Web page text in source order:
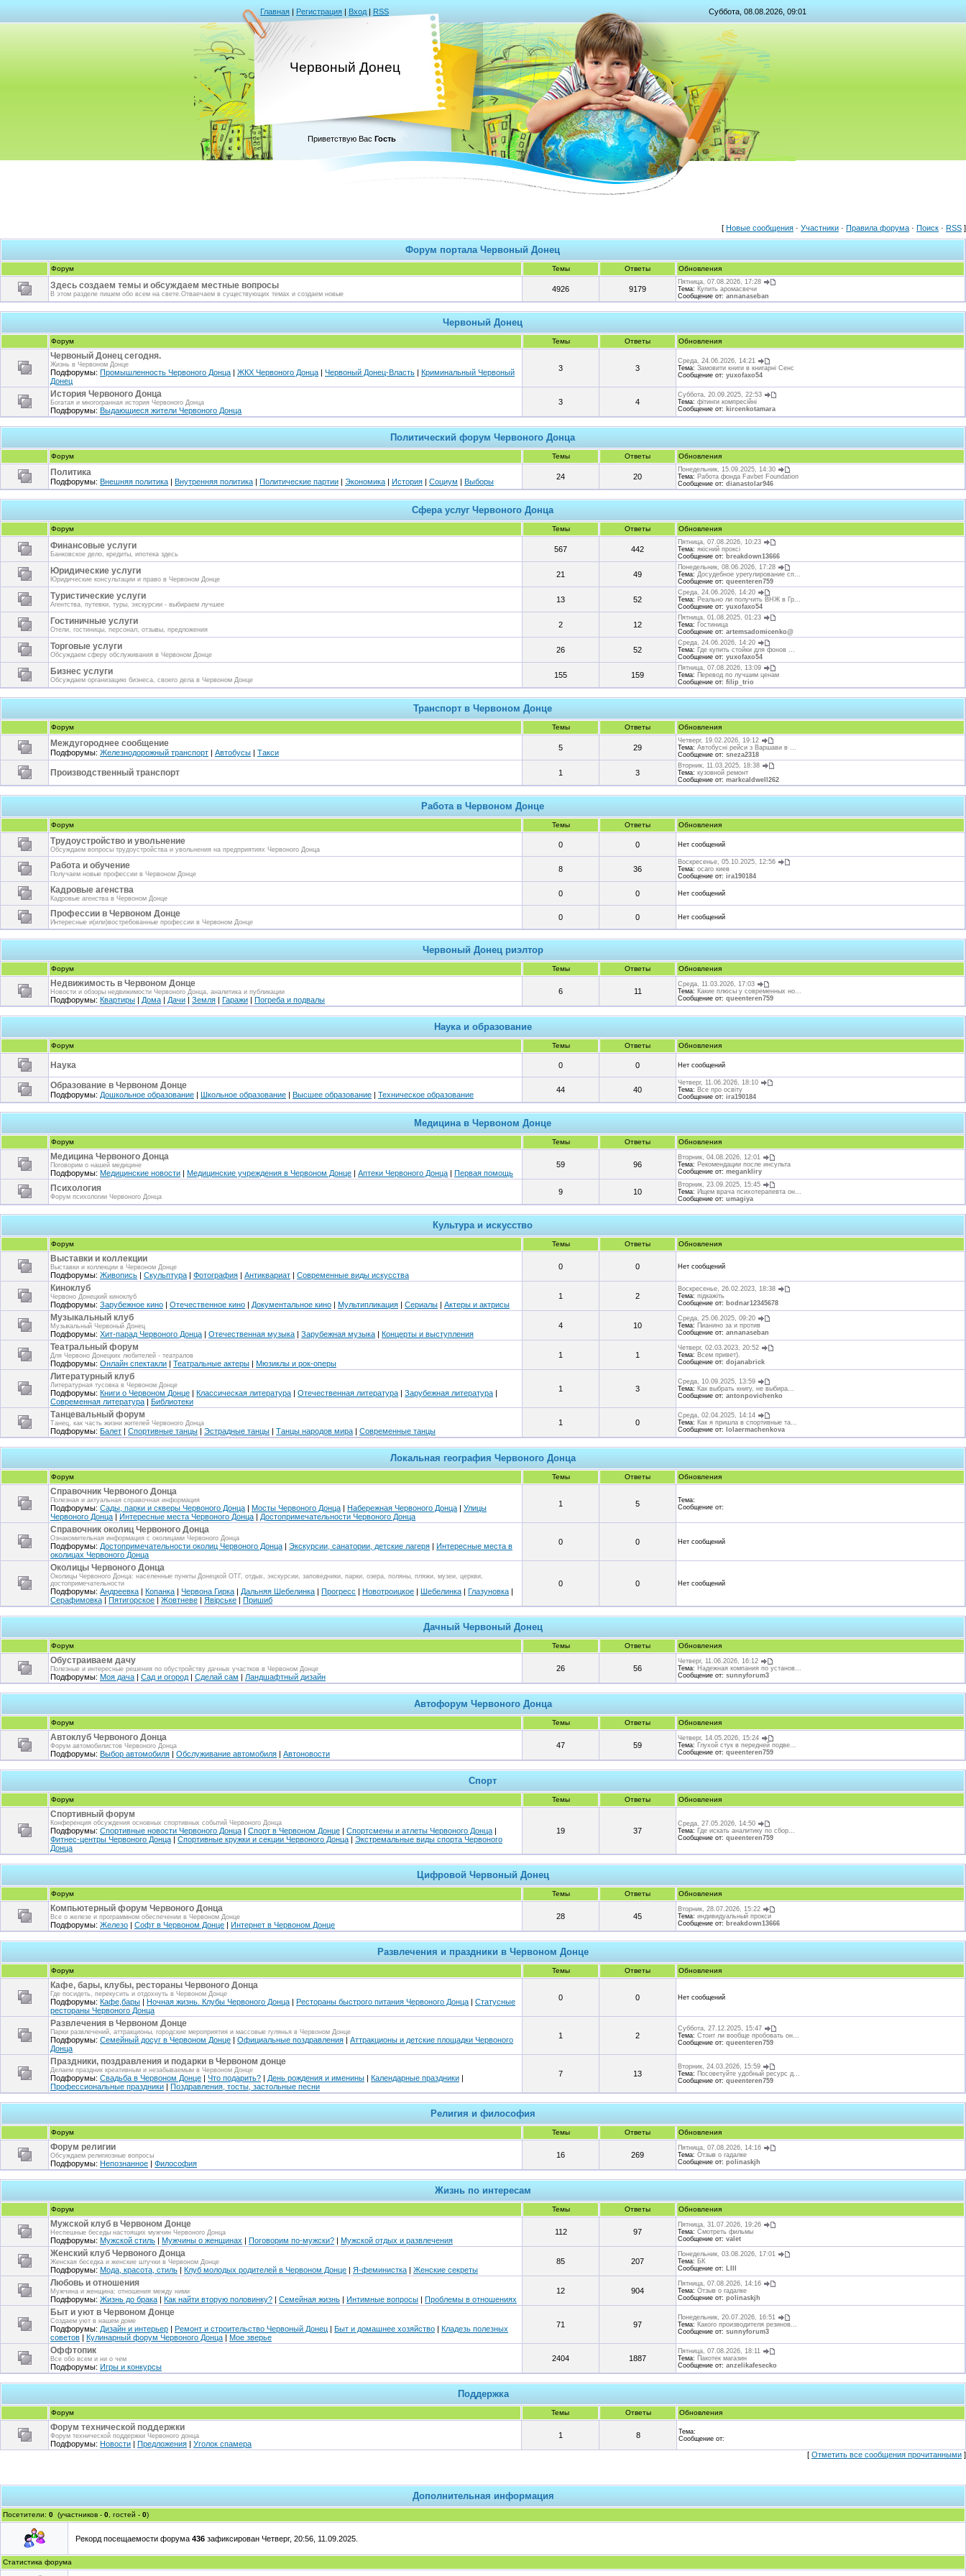
Главная | Регистрация | Вход | RSS Суббота, 08.08.2026, 09:01
Червоный Донец
Приветствую Вас Гость
[ Новые сообщения · Участники · Правила форума · Поиск · RSS ]
Форум портала Червоный Донец
Форум Темы Ответы Обновления
Здесь создаем темы и обсуждаем местные вопросы
В этом разделе пишем обо всем на свете.Отваечаем в существующих темах и создаем новые
4926 9179
Пятница, 07.08.2026, 17:28
Тема: Купить аромасвечи
Сообщение от: annanaseban
Червоный Донец
Форум Темы Ответы Обновления
Червоный Донец сегодня.
Жизнь в Червоном Донце
Подфорумы: Промышленность Червоного Донца | ЖКХ Червоного Донца | Червоный Донец-Власть | Криминальный Червоный
Донец
3 3
Среда, 24.06.2026, 14:21
Тема: Замовити книги в книгарні Сенс
Сообщение от: yuxofaxo54
История Червоного Донца
Богатая и многогранная история Червоного Донца
Подфорумы: Выдающиеся жители Червоного Донца
3 4
Суббота, 20.09.2025, 22:53
Тема: фітинги компресійні
Сообщение от: kircenkotamara
Политический форум Червоного Донца
Форум Темы Ответы Обновления
Политика
Подфорумы: Внешняя политика | Внутренняя политика | Политические партии | Экономика | История | Социум | Выборы
24 20
Понедельник, 15.09.2025, 14:30
Тема: Работа фонда Favbet Foundation
Сообщение от: dianastolar946
Сфера услуг Червоного Донца
Форум Темы Ответы Обновления
Финансовые услуги
Банковское дело, кредиты, ипотека здесь
567 442
Пятница, 07.08.2026, 10:23
Тема: якісний проксі
Сообщение от: breakdown13666
Юридические услуги
Юридические консультации и право в Червоном Донце
21 49
Понедельник, 08.06.2026, 17:28
Тема: Досудебное урегулирование сп...
Сообщение от: queenteren759
Туристические услуги
Агентства, путевки, туры, экскурсии - выбираем лучшее
13 52
Среда, 24.06.2026, 14:20
Тема: Реально ли получить ВНЖ в Гр...
Сообщение от: yuxofaxo54
Гостиничные услуги
Отели, гостиницы, персонал, отзывы, предложения
2 12
Пятница, 01.08.2025, 01:23
Тема: Гостиница
Сообщение от: artemsadomicenko@
Торговые услуги
Обсуждаем сферу обслуживания в Червоном Донце
26 52
Среда, 24.06.2026, 14:20
Тема: Где купить стойки для фонов ...
Сообщение от: yuxofaxo54
Бизнес услуги
Обсуждаем организацию бизнеса, своего дела в Червоном Донце
155 159
Пятница, 07.08.2026, 13:09
Тема: Перевод по лучшим ценам
Сообщение от: filip_trio
Транспорт в Червоном Донце
Форум Темы Ответы Обновления
Междугороднее сообщение
Подфорумы: Железнодорожный транспорт | Автобусы | Такси
5 29
Четверг, 19.02.2026, 19:12
Тема: Автобусні рейси з Варшави в ...
Сообщение от: sneza2318
Производственный транспорт 1 3
Вторник, 11.03.2025, 18:38
Тема: кузовной ремонт
Сообщение от: markcaldwell262
Работа в Червоном Донце
Форум Темы Ответы Обновления
Трудоустройство и увольнение
Обсуждаем вопросы трудоустройства и увольнения на предприятиях Червоного Донца
0 0 Нет сообщений
Работа и обучение
Получаем новые профессии в Червоном Донце
8 36
Воскресенье, 05.10.2025, 12:56
Тема: осаго киев
Сообщение от: ira190184
Кадровые агенства
Кадровые агенства в Червоном Донце
0 0 Нет сообщений
Профессии в Червоном Донце
Интересные и(или)востребованные профессии в Червоном Донце
0 0 Нет сообщений
Червоный Донец риэлтор
Форум Темы Ответы Обновления
Недвижимость в Червоном Донце
Новости и обзоры недвижимости Червоного Донца, аналитика и публикации
Подфорумы: Квартиры | Дома | Дачи | Земля | Гаражи | Погреба и подвалы
6 11
Среда, 11.03.2026, 17:03
Тема: Какие плюсы у современных но...
Сообщение от: queenteren759
Наука и образование
Форум Темы Ответы Обновления
Наука 0 0 Нет сообщений
Образование в Червоном Донце
Подфорумы: Дошкольное образование | Школьное образование | Высшее образование | Техническое образование
44 40
Четверг, 11.06.2026, 18:10
Тема: Все про освіту
Сообщение от: ira190184
Медицина в Червоном Донце
Форум Темы Ответы Обновления
Медицина Червоного Донца
Поговорим о нашей медицине
Подфорумы: Медицинские новости | Медицинские учреждения в Червоном Донце | Аптеки Червоного Донца | Первая помощь
59 96
Вторник, 04.08.2026, 12:01
Тема: Рекомендации после инсульта
Сообщение от: megankliry
Психология
Форум психологии Червоного Донца
9 10
Вторник, 23.09.2025, 15:45
Тема: Ищем врача психотерапевта он...
Сообщение от: umagiya
Культура и искусство
Форум Темы Ответы Обновления
Выставки и коллекции
Выставки и коллекции в Червоном Донце
Подфорумы: Живопись | Скульптура | Фотография | Антиквариат | Современные виды искусства
0 0 Нет сообщений
Киноклуб
Червоно Донецкий киноклуб
Подфорумы: Зарубежное кино | Отечественное кино | Документальное кино | Мультипликация | Сериалы | Актеры и актрисы
1 2
Воскресенье, 26.02.2023, 18:38
Тема: підкажіть
Сообщение от: bodnar12345678
Музыкальный клуб
Музыкальный Червоный Донец
Подфорумы: Хит-парад Червоного Донца | Отечественная музыка | Зарубежная музыка | Концерты и выступления
4 10
Среда, 25.06.2025, 09:20
Тема: Пианино за и против
Сообщение от: annanaseban
Театральный форум
Для Червоно Донецких любителей - театралов
Подфорумы: Онлайн спектакли | Театральные актеры | Мюзиклы и рок-оперы
1 1
Четверг, 02.03.2023, 20:52
Тема: Всем привет).
Сообщение от: dojanabrick
Литературный клуб
Литературная тусовка в Червоном Донце
Подфорумы: Книги о Червоном Донце | Классическая литература | Отечественная литература | Зарубежная литература |
Современная литература | Библиотеки
1 3
Среда, 10.09.2025, 13:59
Тема: Как выбрать книгу, не выбира...
Сообщение от: antonpovichenko
Танцевальный форум
Танец, как часть жизни жителей Червоного Донца
Подфорумы: Балет | Спортивные танцы | Эстрадные танцы | Танцы народов мира | Современные танцы
1 0
Среда, 02.04.2025, 14:14
Тема: Как я пришла в спортивные та...
Сообщение от:
lolaermachenkova
Локальная география Червоного Донца
Форум Темы Ответы Обновления
Справочник Червоного Донца
Полезная и актуальная справочная информация
Подфорумы: Сады, парки и скверы Червоного Донца | Мосты Червоного Донца | Набережная Червоного Донца | Улицы
Червоного Донца | Интересные места Червоного Донца | Достопримечательности Червоного Донца
1 5
Тема:
Сообщение от:
Справочник околиц Червоного Донца
Ознакомительная информация с околицами Червоного Донца
Подфорумы: Достопримечательности околиц Червоного Донца | Экскурсии, санатории, детские лагеря | Интересные места в
околицах Червоного Донца
0 0 Нет сообщений
Околицы Червоного Донца
Околицы Червоного Донца: населенные пункты Донецкой ОТГ, отдых, экскурсии, заповедники, парки, озера, поляны, пляжи, музеи, церкви,
достопримечательности
Подфорумы: Андреевка | Копанка | Червона Гирка | Дальняя Шебелинка | Прогресс | Новотроицкое | Шебелинка | Глазуновка |
Серафимовка | Пятигорское | Жовтневе | Явірське | Пришиб
0 0 Нет сообщений
Дачный Червоный Донец
Форум Темы Ответы Обновления
Обустраиваем дачу
Полезные и интересные решения по обустройству дачных участков в Червоном Донце
Подфорумы: Моя дача | Сад и огород | Сделай сам | Ландшафтный дизайн
26 56
Четверг, 11.06.2026, 16:12
Тема: Надежная компания по установ...
Сообщение от: sunnyforum3
Автофорум Червоного Донца
Форум Темы Ответы Обновления
Автоклуб Червоного Донца
Форум автомобилистов Червоного Донца
Подфорумы: Выбор автомобиля | Обслуживание автомобиля | Автоновости
47 59
Четверг, 14.05.2026, 15:24
Тема: Глухой стук в передней подве...
Сообщение от: queenteren759
Спорт
Форум Темы Ответы Обновления
Спортивный форум
Конференция обсуждения основных спортивных событий Червоного Донца
Подфорумы: Спортивные новости Червоного Донца | Спорт в Червоном Донце | Спортсмены и атлеты Червоного Донца |
Фитнес-центры Червоного Донца | Спортивные кружки и секции Червоного Донца | Экстремальные виды спорта Червоного
Донца
19 37
Среда, 27.05.2026, 14:50
Тема: Где искать аналитику по сбор...
Сообщение от: queenteren759
Цифровой Червоный Донец
Форум Темы Ответы Обновления
Компьютерный форум Червоного Донца
Все о железе и программном обеспечении в Червоном Донце
Подфорумы: Железо | Софт в Червоном Донце | Интернет в Червоном Донце
28 45
Вторник, 28.07.2026, 15:22
Тема: индивидуальный прокси
Сообщение от: breakdown13666
Развлечения и праздники в Червоном Донце
Форум Темы Ответы Обновления
Кафе, бары, клубы, рестораны Червоного Донца
Где посидеть, перекусить и отдохнуть в Червоном Донце
Подфорумы: Кафе,бары | Ночная жизнь. Клубы Червоного Донца | Рестораны быстрого питания Червоного Донца | Статусные
рестораны Червоного Донца
0 0 Нет сообщений
Развлечения в Червоном Донце
Парки развлечений, аттракционы, городские мероприятия и массовые гулянья в Червоном Донце
Подфорумы: Семейный досуг в Червоном Донце | Официальные поздравления | Аттракционы и детские площадки Червоного
Донца
1 2
Суббота, 27.12.2025, 15:47
Тема: Стоит ли вообще пробовать он...
Сообщение от: queenteren759
Праздники, поздравления и подарки в Червоном донце
Делаем праздник креативным и незабываемым в Червоном Донце
Подфорумы: Свадьба в Червоном Донце | Что подарить? | День рождения и именины | Календарные праздники |
Профессиональные праздники | Поздравления, тосты, застольные песни
7 13
Вторник, 24.03.2026, 15:59
Тема: Посоветуйте удобный ресурс д...
Сообщение от: queenteren759
Религия и философия
Форум Темы Ответы Обновления
Форум религии
Обсуждаем религиозные вопросы
Подфорумы: Непознанное | Философия
16 269
Пятница, 07.08.2026, 14:16
Тема: Отзыв о гадалке
Сообщение от: polinaskjh
Жизнь по интересам
Форум Темы Ответы Обновления
Мужской клуб в Червоном Донце
Неспешные беседы настоящих мужчин Червоного Донца
Подфорумы: Мужской стиль | Мужчины о женщинах | Поговорим по-мужски? | Мужской отдых и развлечения
112 97
Пятница, 31.07.2026, 19:26
Тема: Смотреть фильмы
Сообщение от: valet
Женский клуб Червоного Донца
Женская беседка и женские штучки в Червоном Донце
Подфорумы: Мода, красота, стиль | Клуб молодых родителей в Червоном Донце | Я-феминистка | Женские секреты
85 207
Понедельник, 03.08.2026, 17:01
Тема: БК
Сообщение от: LIlI
Любовь и отношения
Мужчина и женщина: отношения между ними
Подфорумы: Жизнь до брака | Как найти вторую половинку? | Семейная жизнь | Интимные вопросы | Проблемы в отношениях
12 904
Пятница, 07.08.2026, 14:16
Тема: Отзыв о гадалке
Сообщение от: polinaskjh
Быт и уют в Червоном Донце
Создаем уют в нашем доме
Подфорумы: Дизайн и интерьер | Ремонт и строительство Червоный Донец | Быт и домашнее хозяйство | Кладезь полезных
советов | Кулинарный форум Червоного Донца | Мое зверье
71 97
Понедельник, 20.07.2026, 16:51
Тема: Какого производителя резинов...
Сообщение от: sunnyforum3
Оффтопик
Все обо всем и ни о чем
Подфорумы: Игры и конкурсы
2404 1887
Пятница, 07.08.2026, 18:11
Тема: Пакотек магазин
Сообщение от: anzelikafesecko
Поддержка
Форум Темы Ответы Обновления
Форум технической поддержки
Форум технической поддержки Червоного донца
Подфорумы: Новости | Предложения | Уголок спамера
1 8
Тема:
Сообщение от:
[ Отметить все сообщения прочитанными ]
Дополнительная информация
Посетители: 0 (участников - 0 , гостей - 0)
Рекорд посещаемости форума 436 зафиксирован Четверг, 20:56, 11.09.2025.
Статистика форума